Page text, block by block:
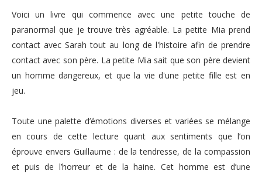
Voici un livre qui commence avec une petite touche de
paranormal que je trouve très agréable. La petite Mia prend
contact avec Sarah tout au long de l'histoire afin de prendre
contact avec son père. La petite Mia sait que son père devient
un homme dangereux, et que la vie d'une petite fille est en
jeu.
Toute une palette d’émotions diverses et variées se mélange
en cours de cette lecture quant aux sentiments que l’on
éprouve envers Guillaume : de la tendresse, de la compassion
et puis de l’horreur et de la haine.Cet homme est d’une